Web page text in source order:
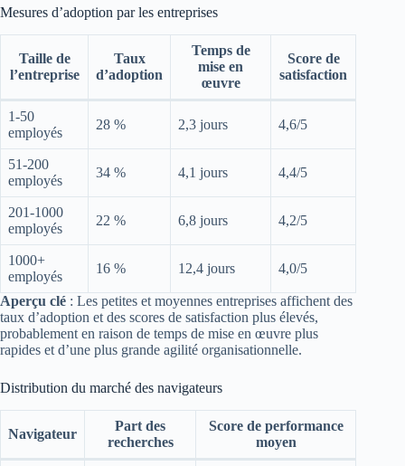
Mesures d’adoption par les entreprises
Taille de
l’entreprise
Taux
d’adoption
Temps de
mise en
œuvre
Score de
satisfaction
1-50
employés
28 % 2,3 jours 4,6/5
51-200
employés
34 % 4,1 jours 4,4/5
201-1000
employés
22 % 6,8 jours 4,2/5
1000+
employés
16 % 12,4 jours 4,0/5
Aperçu clé : Les petites et moyennes entreprises affichent des
taux d’adoption et des scores de satisfaction plus élevés,
probablement en raison de temps de mise en œuvre plus
rapides et d’une plus grande agilité organisationnelle.
Distribution du marché des navigateurs
Navigateur
Part des
recherches
Score de performance
moyen